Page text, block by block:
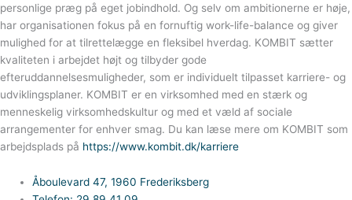
personlige præg på eget jobindhold. Og selv om ambitionerne er høje,
har organisationen fokus på en fornuftig work-life-balance og giver
mulighed for at tilrettelægge en fleksibel hverdag. KOMBIT sætter
kvaliteten i arbejdet højt og tilbyder gode
efteruddannelsesmuligheder, som er individuelt tilpasset karriere- og
udviklingsplaner. KOMBIT er en virksomhed med en stærk og
menneskelig virksomhedskultur og med et væld af sociale
arrangementer for enhver smag. Du kan læse mere om KOMBIT som
arbejdsplads på https://www.kombit.dk/karriere
Åboulevard 47, 1960 Frederiksberg